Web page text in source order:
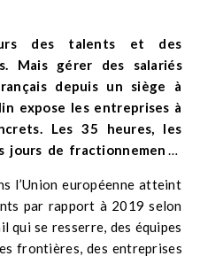
des talents et des
Mais gérer des salariés
depuis un siège à
expose les entreprises à
Les 35 heures, les
jours de fractionnement :
le premier contrat signé.
l’Union européenne atteint
par rapport à 2019 selon
qui se resserre, des équipes
frontières, des entreprises